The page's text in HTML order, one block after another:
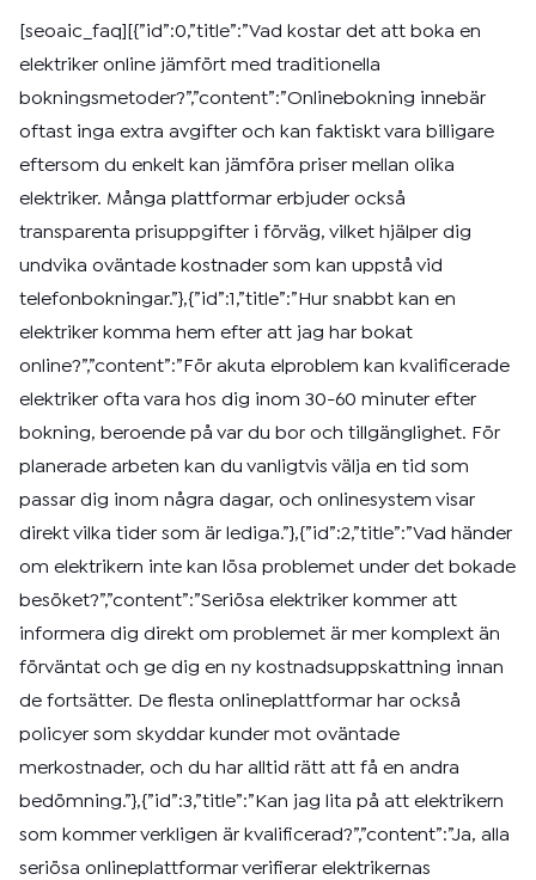
[seoaic_faq][{”id”:0,”title”:”Vad kostar det att boka en
elektriker online jämfört med traditionella
bokningsmetoder?”,”content”:”Onlinebokning innebär
oftast inga extra avgifter och kan faktiskt vara billigare
eftersom du enkelt kan jämföra priser mellan olika
elektriker. Många plattformar erbjuder också
transparenta prisuppgifter i förväg, vilket hjälper dig
undvika oväntade kostnader som kan uppstå vid
telefonbokningar.”},{”id”:1,”title”:”Hur snabbt kan en
elektriker komma hem efter att jag har bokat
online?”,”content”:”För akuta elproblem kan kvalificerade
elektriker ofta vara hos dig inom 30-60 minuter efter
bokning, beroende på var du bor och tillgänglighet. För
planerade arbeten kan du vanligtvis välja en tid som
passar dig inom några dagar, och onlinesystem visar
direkt vilka tider som är lediga.”},{”id”:2,”title”:”Vad händer
om elektrikern inte kan lösa problemet under det bokade
besöket?”,”content”:”Seriösa elektriker kommer att
informera dig direkt om problemet är mer komplext än
förväntat och ge dig en ny kostnadsuppskattning innan
de fortsätter. De flesta onlineplattformar har också
policyer som skyddar kunder mot oväntade
merkostnader, och du har alltid rätt att få en andra
bedömning.”},{”id”:3,”title”:”Kan jag lita på att elektrikern
som kommer verkligen är kvalificerad?”,”content”:”Ja, alla
seriösa onlineplattformar verifierar elektrikernas